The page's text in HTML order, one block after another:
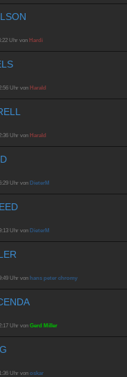
Uhr von Hardi
Uhr vonHarald
Uhr vonHarald
Uhr vonDieterM
Uhr von DieterM
Uhr von hans peter chromy
Uhr vonGerd Miller
Uhr vonoskar